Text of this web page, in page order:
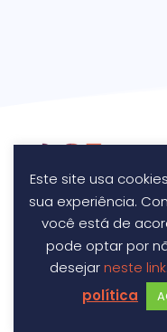
Fazemos a
construindo
Este site usa
sua experiência.
você está de
pode optar por
desejarneste link.
política